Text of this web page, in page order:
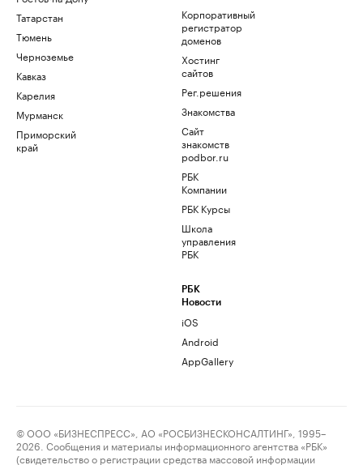
Татарстан
Тюмень
Черноземье
Кавказ
Карелия
Мурманск
Приморский
край
Корпоративный
регистратор
доменов
Хостинг
сайтов
Рег.решения
Знакомства
Сайт
знакомств
podbor.ru
РБК
Компании
РБК Курсы
Школа
управления
РБК
РБК
Новости
iOS
Android
AppGallery
© ООО «БИЗНЕСПРЕСС», АО «РОСБИЗНЕСКОНСАЛТИНГ», 1995–
2026. Сообщения и материалы информационного агентства «РБК»
(свидетельство о регистрации средства массовой информации